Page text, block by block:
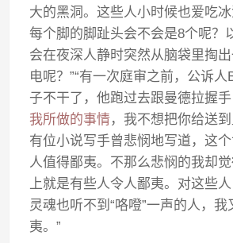
大的黑洞。这些人小时候也爱吃冰
每个脚的脚趾头会不会是8个呢？
会在夜深人静时突然从脑袋里掏
电呢？”“有一次庭审之前，公诉
子不干了，他跑过去跟曼德拉握
我所做的事情，我不想把你给送
有位小说写手曾悲悯地写道，这
人值得鄙夷。不那么悲悯的我却
上就是有些人令人鄙夷。对这些
灵魂也听不到“咯噔”一声的人，我
夷。”